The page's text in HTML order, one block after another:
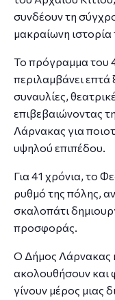
συνδέουν τη
μακραίωνη ιστορία
Το πρόγραμμα του
περιλαμβάνει επτά
συναυλίες,
επιβεβαιώνοντας
Λάρνακας για
υψηλού επιπέδου.
Για 41 χρόνια, το
ρυθμό της πόλης,
σκαλοπάτι
προσφοράς.
Ο Δήμος Λάρνακας
ακολουθήσουν και
γίνουν μέρος μιας